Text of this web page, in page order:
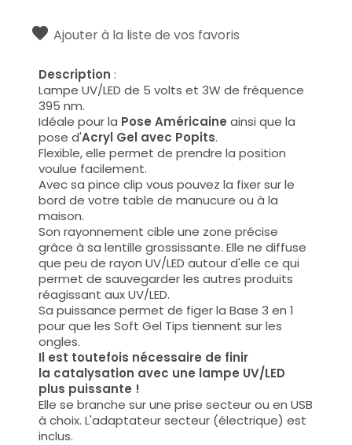
Ajouter à la liste de vos favoris
Description :
Lampe UV/LED de 5 volts et 3W de fréquence
395 nm.
Idéale pour la Pose Américaine ainsi que la
pose d'Acryl Gel avec Popits.
Flexible, elle permet de prendre la position
voulue facilement.
Avec sa pince clip vous pouvez la fixer sur le
bord de votre table de manucure ou à la
maison.
Son rayonnement cible une zone précise
grâce à sa lentille grossissante. Elle ne diffuse
que peu de rayon UV/LED autour d'elle ce qui
permet de sauvegarder les autres produits
réagissant aux UV/LED.
Sa puissance permet de figer la Base 3 en 1
pour que les Soft Gel Tips tiennent sur les
ongles.
Il est toutefois nécessaire de finir
la catalysation avec une lampe UV/LED
plus puissante !
Elle se branche sur une prise secteur ou en USB
à choix. L'adaptateur secteur (électrique) est
inclus.